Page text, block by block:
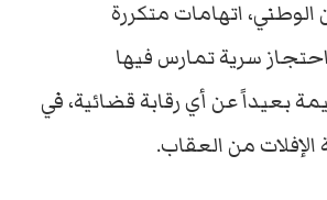
الوطني، اتهامات متكررة
سرية تمارس فيها
بعيداً عن أي رقابة قضائية، في
من العقاب.